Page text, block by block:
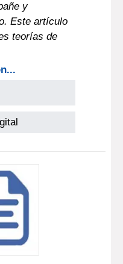
y
Este artículo
teorías de